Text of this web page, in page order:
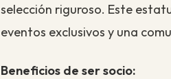
selección riguroso. Este
eventos exclusivos y una
Beneficios de ser socio: